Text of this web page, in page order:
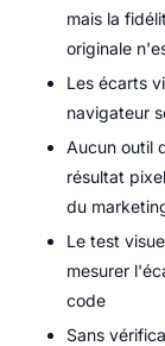
mais la
originale
Les écarts
navigateur
Aucun outil
résultat
du
Le test
mesurer
code
Sans